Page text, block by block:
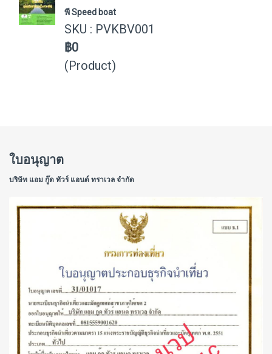
พี Speed boat
SKU : PVKBV001
฿0
(Product)
ใบอนุญาต
บริษัท แอม กู๊ด ทัวร์ แอนด์ ทราเวล จำกัด